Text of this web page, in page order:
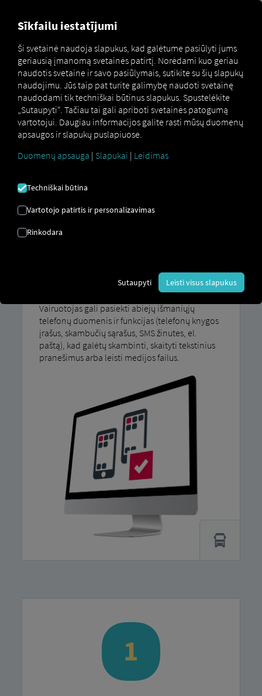
Marketplace MAN SecondPhone
Registruokitės ir užsisakykite dabar
SECONDPHONE
2. jungtis. Išmanusis telefonas
išplėtimo, su 7 colių ekranu galima naudoti
antrą išmanųjį telefoną. MAN Išplėstinė medijos
sistema „Connect“. Su MAN SecondPhone
Vairuotojas gali pasiekti abiejų išmaniųjų
telefonų duomenis ir funkcijas (telefonų knygos
įrašus, skambučių sąrašus, SMS žinutes, el.
paštą), kad galėtų skambinti, skaityti tekstinius
pranešimus arba leisti medijos failus.
Sīkfailu iestatījumi
Ši svetainė naudoja slapukus, kad galėtume pasiūlyti jums
geriausią įmanomą svetainės patirtį. Norėdami kuo geriau
naudotis svetaine ir savo pasiūlymais, sutikite su šių slapukų
naudojimu. Jūs taip pat turite galimybę naudoti svetainę
naudodami tik techniškai būtinus slapukus. Spustelėkite
„Sutaupyti“. Tačiau tai gali apriboti svetainės patogumą
vartotojui. Daugiau informacijos galite rasti mūsų duomenų
apsaugos ir slapukų puslapiuose.
Duomenų apsauga | Slapukai | Leidimas
Techniškai būtina
Vartotojo patirtis ir personalizavimas
Rinkodara
Sutaupyti Leisti visus slapukus